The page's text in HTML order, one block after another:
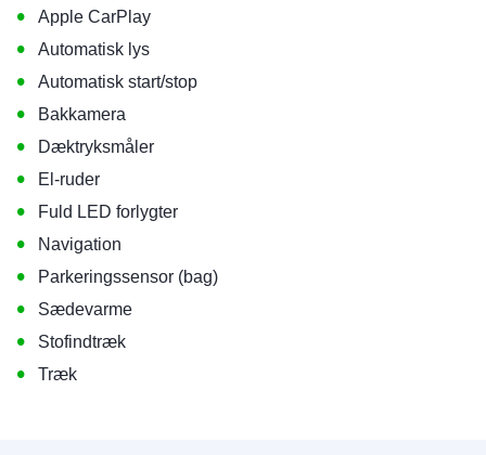
• Apple CarPlay
• Automatisk lys
• Automatisk start/stop
• Bakkamera
• Dæktryksmåler
• El-ruder
• Fuld LED forlygter
• Navigation
• Parkeringssensor (bag)
• Sædevarme
• Stofindtræk
• Træk